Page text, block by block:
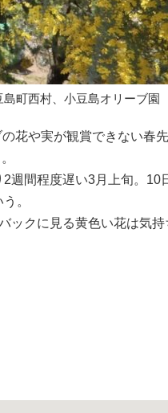
町西村、小豆島オリーブ園
花や実が観賞できない春
週間程度遅い3月上旬。10
。
ックに見る黄色い花は気持